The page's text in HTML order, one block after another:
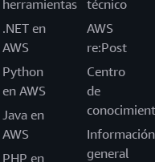
herramientas
.NET en
AWS
Python
en AWS
Java en
AWS
PHP en
técnico
AWS
re:Post
Centro
de
Información
general